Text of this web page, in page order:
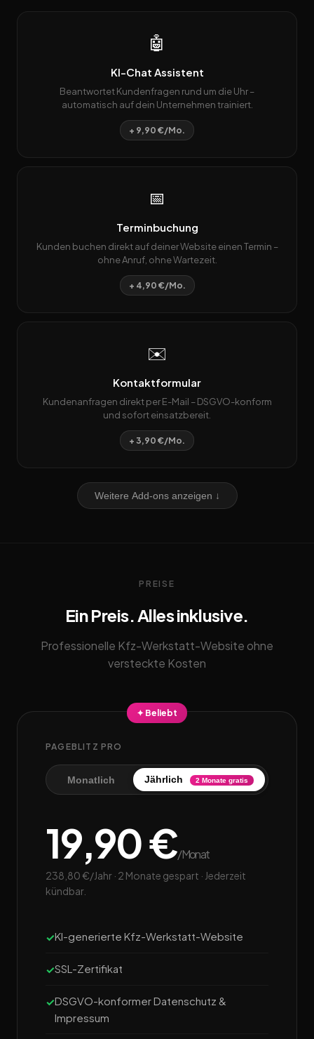
🤖
KI-Chat Assistent
Beantwortet Kundenfragen rund um die Uhr –
automatisch auf dein Unternehmen trainiert.
+ 9,90 €/Mo.
📅
Terminbuchung
Kunden buchen direkt auf deiner Website einen Termin –
ohne Anruf, ohne Wartezeit.
+ 4,90 €/Mo.
✉️
Kontaktformular
Kundenanfragen direkt per E-Mail – DSGVO-konform
und sofort einsatzbereit.
+ 3,90 €/Mo.
Weitere Add-ons anzeigen ↓
PREISE
Ein Preis. Alles inklusive.
Professionelle Kfz-Werkstatt-Website ohne
versteckte Kosten
✦ Beliebt
PAGEBLITZ PRO
Monatlich Jährlich 2 Monate gratis
19,90 €/Monat
238,80 €/Jahr · 2 Monate gespart · Jederzeit
kündbar.
KI-generierte Kfz-Werkstatt-Website
SSL-Zertifikat
DSGVO-konformer Datenschutz &
Impressum